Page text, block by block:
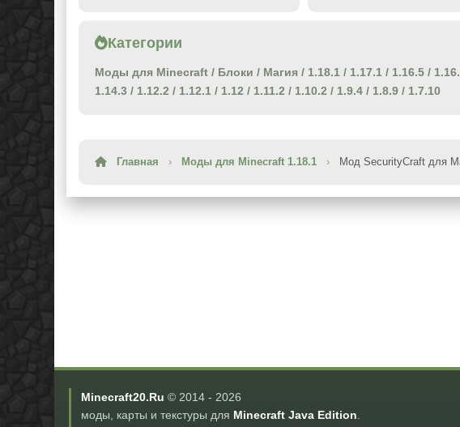
Категории
Моды для Minecraft / Блоки / Магия / 1.18.1 / 1.17.1 / 1.16.5 /
1.14.3 / 1.12.2 / 1.12.1 / 1.12 / 1.11.2 / 1.10.2 / 1.9.4 / 1.8.9 / 1.7.10
Главная › Моды для Minecraft 1.18.1 › Мод SecurityCraft для
Minecraft20.Ru © 2014 - 2026
моды, карты и текстуры для Minecraft Java Edition